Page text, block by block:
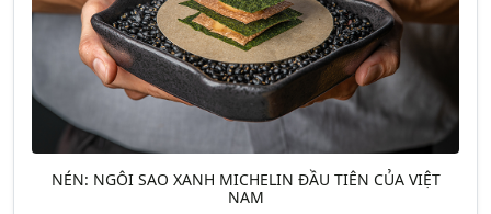
NÉN: NGÔI SAO XANH MICHELIN ĐẦU TIÊN CỦA VIỆT
NAM